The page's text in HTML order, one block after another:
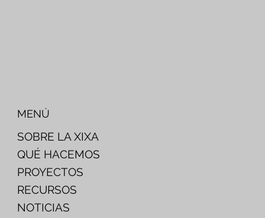
SOBRE LA XIXA
QUÉ HACEMOS
PROYECTOS
RECURSOS
NOTICIAS
MENÚ